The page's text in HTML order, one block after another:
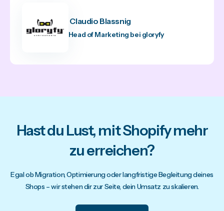
Claudio Blassnig
Head of Marketing bei gloryfy
Hast du Lust, mit Shopify mehr
zu erreichen?
Egal ob Migration, Optimierung oder langfristige Begleitung deines
Shops – wir stehen dir zur Seite, dein Umsatz zu skalieren.